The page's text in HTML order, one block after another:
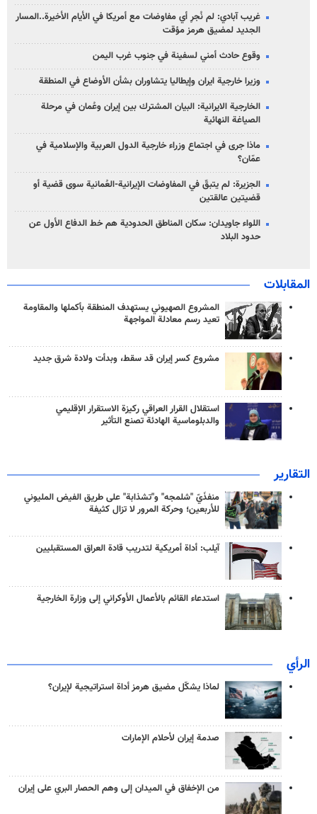
غريب آبادي: لم نُجرِ أي مفاوضات مع أمريكا في الأيام الأخيرة..المسار
الجديد لمضيق هرمز مؤقت
وقوع حادث أمني لسفينة في جنوب غرب اليمن
وزيرا خارجية ايران وإيطاليا يتشاوران بشأن الأوضاع في المنطقة
الخارجية الايرانية: البيان المشترك بين إيران وعُمان في مرحلة
الصياغة النهائية
ماذا جرى في اجتماع وزراء خارجية الدول العربية والإسلامية في
عمّان؟
الجزيرة: لم يتبقّ في المفاوضات الإيرانية-العُمانية سوى قضية أو
قضيتين عالقتين
اللواء جاويدان: سكان المناطق الحدودية هم خط الدفاع الأول عن
حدود البلاد
المقابلات
المشروع الصهيوني يستهدف المنطقة بأكملها والمقاومة
تعيد رسم معادلة المواجهة
مشروع كسر إيران قد سقط، وبدأت ولادة شرق جديد
استقلال القرار العراقي ركيزة الاستقرار الإقليمي
والدبلوماسية الهادئة تصنع التأثير
التقارير
منفذَيّ "شلمجه" و"تشذابة" على طريق الفيض المليوني
للأربعين؛ وحركة المرور لا تزال كثيفة
آيلب: أداة أمريكية لتدريب قادة العراق المستقبليين
استدعاء القائم بالأعمال الأوكراني إلى وزارة الخارجية
الرأي
لماذا يشكّل مضيق هرمز أداة استراتيجية لإيران؟
صدمة إيران لأحلام الإمارات
من الإخفاق في الميدان إلى وهم الحصار البري على إيران